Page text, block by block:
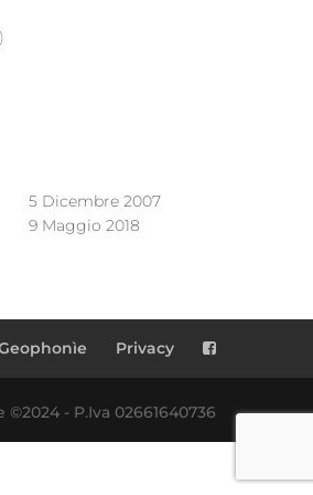
5 Dicembre 2007
9 Maggio 2018
Privacy
©2024 - P.Iva 02661640736